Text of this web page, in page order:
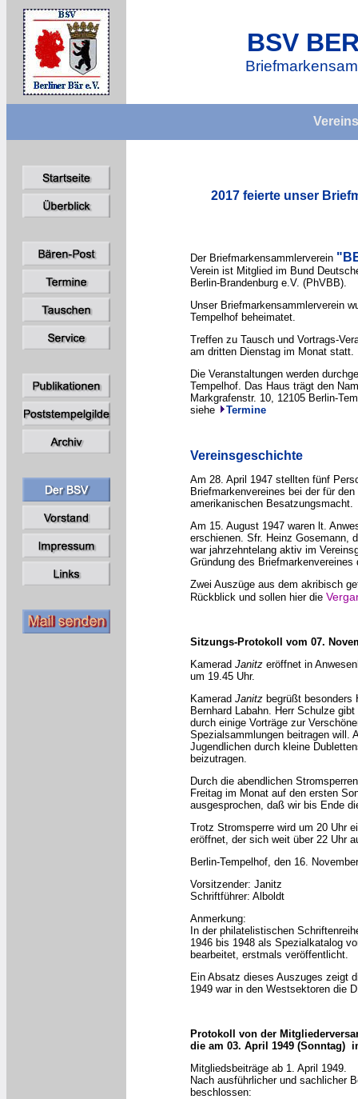
BSV
2017 feierte unser
Der Briefmarkensammlerverein
Verein ist Mitglied im Bund
Berlin-Brandenburg e.V. (PhVBB).
Unser Briefmarkensammlerverein
Tempelhof beheimatet.
Treffen zu Tausch und Vortrags-
am dritten Dienstag im Monat statt.
Die Veranstaltungen werden
Tempelhof. Das Haus trägt den
Markgrafenstr. 10, 12105 Berlin-
siehe
Termine
Vereinsgeschichte
Am 28. April 1947 stellten fünf
Briefmarkenvereines bei der für
amerikanischen Besatzungsmacht.
Am 15. August 1947 waren lt.
erschienen. Sfr. Heinz Gosemann,
war jahrzehntelang aktiv im
Gründung des
Zwei Auszüge aus dem akribisch
Rückblick und sollen hier die
Sitzungs-Protokoll vom 07.
Kamerad Janitz eröffnet in
um 19.45 Uhr.
Kamerad Janitz begrüßt besonders
Bernhard Labahn. Herr Schulze
durch einige Vorträge zur
Spezialsammlungen beitragen will.
Jugendlichen durch kleine
beizutragen.
Durch die abendlichen
Freitag im Monat auf den ersten
ausgesprochen, daß wir bis Ende
Trotz Stromsperre wird um 20 Uhr
eröffnet, der sich weit über 22 Uhr
Berlin-Tempelhof, den 16.
Vorsitzender: Janitz
Schriftführer: Alboldt
Anmerkung:
In der philatelistischen
1946 bis 1948 als Spezialkatalog
bearbeitet, erstmals veröffentlicht.
Ein Absatz dieses Auszuges zeigt
1949 war in den Westsektoren die
Protokoll von der
die am 03. April 1949 (Sonntag)
Mitgliedsbeiträge ab 1. April 1949.
Nach ausführlicher und sachlicher
beschlossen: